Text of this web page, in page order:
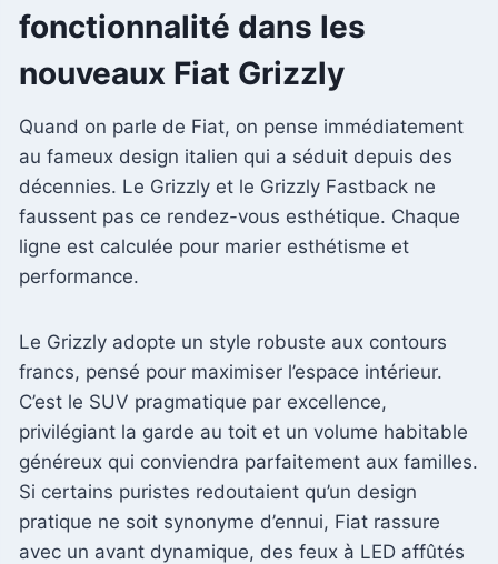
fonctionnalité dans les
nouveaux Fiat Grizzly
Quand on parle de Fiat, on pense immédiatement
au fameux design italien qui a séduit depuis des
décennies. Le Grizzly et le Grizzly Fastback ne
faussent pas ce rendez-vous esthétique. Chaque
ligne est calculée pour marier esthétisme et
performance.
Le Grizzly adopte un style robuste aux contours
francs, pensé pour maximiser l’espace intérieur.
C’est le SUV pragmatique par excellence,
privilégiant la garde au toit et un volume habitable
généreux qui conviendra parfaitement aux familles.
Si certains puristes redoutaient qu’un design
pratique ne soit synonyme d’ennui, Fiat rassure
avec un avant dynamique, des feux à LED affûtés